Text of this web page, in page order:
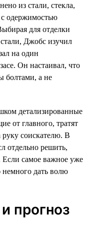
из стали, стекла,
с одержимостью
для отделки
Джобс изучил
на один
Он настаивал, что
болтами, а не
детализированные
от главного, тратят
руку соискателю. В
отдельно решить,
Если самое важное уже
немного дать волю
прогноз